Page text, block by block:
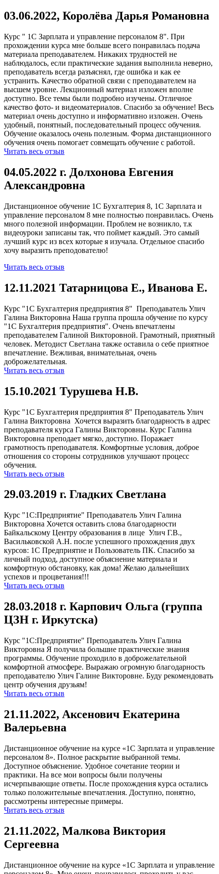
03.06.2022, Королёва Дарья Романовна
Курс " 1С Зарплата и управление персоналом 8". При
прохождении курса мне больше всего понравилась подача
материала преподавателем. Никаких трудностей не
наблюдалось, если практические задания выполнила неверно,
преподаватель всегда разъяснял, где ошибка и как ее
устранить. Качество обратной связи с преподавателем на
высшем уровне. Лекционный материал изложен вполне
доступно. Все темы были подробно изучены. Отличное
качество фото- и видеоматериалов. Спасибо за обучение! Весь
материал очень доступно и информативно изложен. Очень
удобный, понятный, последовательный процесс обучения.
Обучение оказалось очень полезным. Форма дистанционного
обучения очень помогает совмещать обучение с работой.
Читать весь отзыв
04.05.2022 г. Долхонова Евгения
Александровна
Дистанционное обучение 1С Бухгалтерия 8, 1С Зарплата и
управление персоналом 8 мне полностью понравилась. Очень
много полезной информации. Проблем не возникло, т.к
видеоуроки записаны так, что поймет каждый. Это самый
лучший курс из всех которые я изучала. Отдельное спасибо
хочу выразить преподователю!
Читать весь отзыв
12.11.2021 Татарницова Е., Иванова Е.
Курс "1С Бухгалтерия предприятия 8" Преподаватель Улич
Галина Викторовна Наша группа прошла обучение по курсу
"1С Бухгалтерия предприятия". Очень впечатлены
преподавателем Галиной Викторовной. Грамотный, приятный
человек. Методист Светлана также оставила о себе приятное
впечатление. Вежливая, внимательная, очень
доброжелательная.
Читать весь отзыв
15.10.2021 Турушева Н.В.
Курс "1С Бухгалтерия предприятия 8" Преподаватель Улич
Галина Викторовна Хочется выразить благодарность в адрес
преподавателя курса Галины Викторовны. Курс Галина
Викторовна преподает мягко, доступно. Поражает
грамотность преподавателя. Комфортные условия, доброе
отношения со стороны сотрудников улучшают процесс
обучения.
Читать весь отзыв
29.03.2019 г. Гладких Светлана
Курс "1С:Предприятие" Преподаватель Улич Галина
Викторовна Хочется оставить слова благодарности
Байкальскому Центру образования в лице Улич Г.В.,
Васильковской А.Н. после успешного прохождения двух
курсов: 1С Предприятие и Пользователь ПК. Спасибо за
личный подход, доступное объяснение материала и
комфортную обстановку, как дома! Желаю дальнейших
успехов и процветания!!!
Читать весь отзыв
28.03.2018 г. Карпович Ольга (группа
ЦЗН г. Иркутска)
Курс "1С:Предприятие" Преподаватель Улич Галина
Викторовна Я получила большие практические знания
программы. Обучение проходило в доброжелательной
комфортной атмосфере. Выражаю огромную благодарность
преподавателю Улич Галине Викторовне. Буду рекомендовать
центр обучения друзьям!
Читать весь отзыв
21.11.2022, Аксенович Екатерина
Валерьевна
Дистанционное обучение на курсе «1С Зарплата и управление
персоналом 8». Полное раскрытие выбранной темы.
Доступное объяснение. Удобное сочетание теории и
практики. На все мои вопросы были получены
исчерпывающие ответы. После прохождения курса остались
только положительные впечатления. Доступно, понятно,
рассмотрены интересные примеры.
Читать весь отзыв
21.11.2022, Малкова Виктория
Сергеевна
Дистанционное обучение на курсе «1С Зарплата и управление